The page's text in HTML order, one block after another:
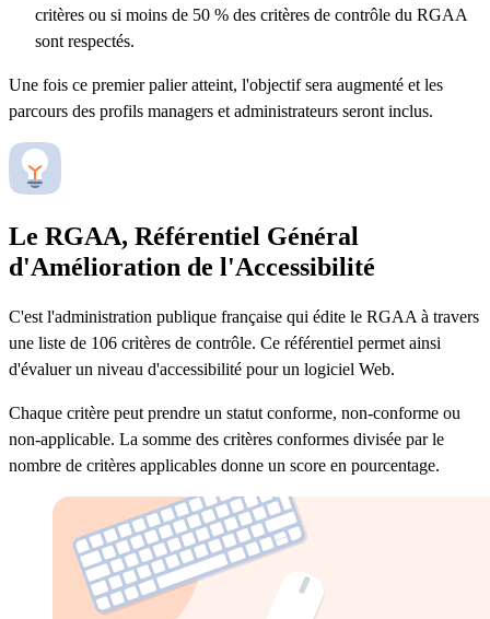
critères ou si moins de 50 % des critères de contrôle du RGAA
sont respectés.
Une fois ce premier palier atteint, l'objectif sera augmenté et les
parcours des profils managers et administrateurs seront inclus.
Le RGAA, Référentiel Général
d'Amélioration de l'Accessibilité
C'est l'administration publique française qui édite le RGAA à travers
une liste de 106 critères de contrôle. Ce référentiel permet ainsi
d'évaluer un niveau d'accessibilité pour un logiciel Web.
Chaque critère peut prendre un statut conforme, non-conforme ou
non-applicable. La somme des critères conformes divisée par le
nombre de critères applicables donne un score en pourcentage.